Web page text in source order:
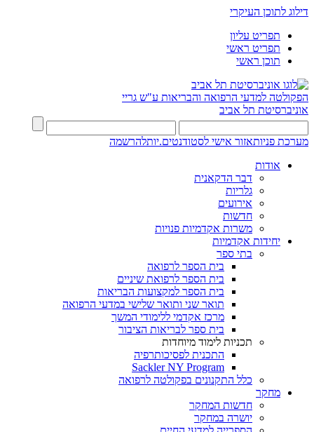
דילוג לתוכן העיקרי
תפריט עליון
תפריט ראשי
תוכן ראשי
הפקולטה למדעי הרפואה והבריאות ע"ש גריי
אוניברסיטת תל אביב
מערכת פניותאזור אישי לסטודנטים.יותלהרשמה
אודות
דבר הדקאנית
גלריות
אירועים
חדשות
משרות אקדמיות פנויות
יחידות אקדמיות
בתי ספר
בית הספר לרפואה
בית הספר לרפואת שיניים
בית הספר למקצועות הבריאות
תואר שני ותואר שלישי במדעי הרפואה
מרכז אקדמי ללימודי המשך
בית ספר לבריאות הציבור
תכניות לימוד מיוחדות
התכנית לפסיכותרפיה
Sackler NY Program
כלל התקנונים בפקולטה לרפואה
מחקר
חדשות המחקר
יושרה במחקר